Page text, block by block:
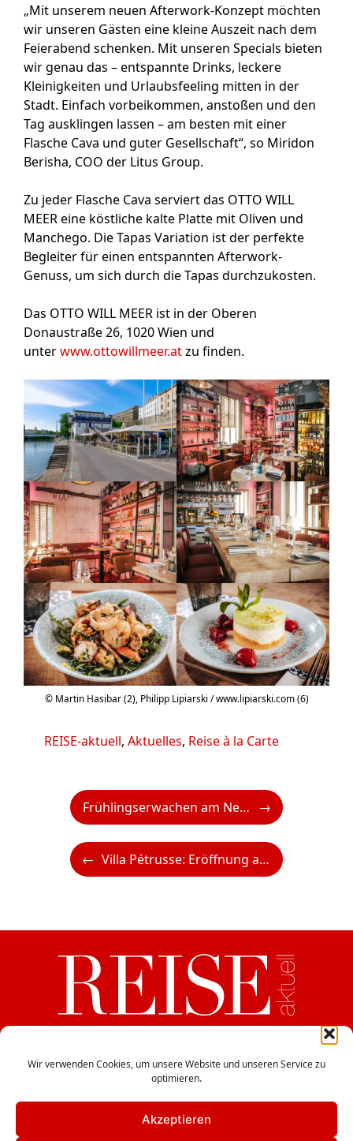
Wir verwenden Cookies, um unsere Website und unseren Service zu
optimieren.
Akzeptieren
„Mit unserem neuen Afterwork-Konzept möchten
wir unseren Gästen eine kleine Auszeit nach dem
Feierabend schenken. Mit unseren Specials bieten
wir genau das – entspannte Drinks, leckere
Kleinigkeiten und Urlaubsfeeling mitten in der
Stadt. Einfach vorbeikommen, anstoßen und den
Tag ausklingen lassen – am besten mit einer
Flasche Cava und guter Gesellschaft“, so Miridon
Berisha, COO der Litus Group.
Zu jeder Flasche Cava serviert das OTTO WILL
MEER eine köstliche kalte Platte mit Oliven und
Manchego. Die Tapas Variation ist der perfekte
Begleiter für einen entspannten Afterwork-
Genuss, um sich durch die Tapas durchzukosten.
Das OTTO WILL MEER ist in der Oberen
Donaustraße 26, 1020 Wien und
unterwww.ottowillmeer.atzu finden.
© Martin Hasibar (2), Philipp Lipiarski / www.lipiarski.com (6)
Kategorien
REISE-aktuell, Aktuelles, Reise à la Carte
Frühlingserwachen am Neuen Strand Neusiedler See
Villa Pétrusse: Eröffnung am 16. Juni 2025
Haydngasse 12/5, A-1060 Wien
office@cbverlag.at
Tel. +43-1-597 49 85
Fax +43-1-597 49 85-15